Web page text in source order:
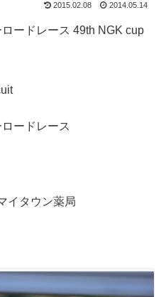
2015.02.08 2014.05.14
ードレース 49th NGK cup
ードレース
イタウン薬局